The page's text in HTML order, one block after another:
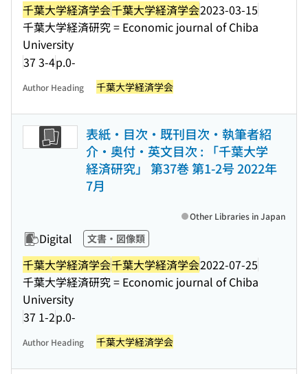
千葉大学経済学会千葉大学経済学会2023-03-15
千葉大学経済研究 = Economic journal of Chiba
University
37 3-4p.0-
Author Heading 千葉大学経済学会
表紙・目次・既刊目次・執筆者紹
介・奥付・英文目次 : 「千葉大学
経済研究」 第37巻 第1-2号 2022年
7月
Digital 文書・図像類
千葉大学経済学会千葉大学経済学会2022-07-25
千葉大学経済研究 = Economic journal of Chiba
University
37 1-2p.0-
Other Libraries in Japan
Author Heading 千葉大学経済学会